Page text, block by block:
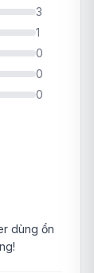
3
1
0
0
0
dùng ổn